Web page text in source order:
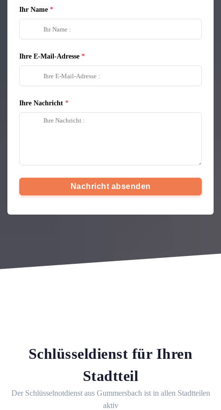
Ihr Name
Ihre E-Mail-Adresse
Ihre Nachricht
Nachricht absenden
Schlüsseldienst für Ihren
Stadtteil
Der Schlüsselnotdienst aus Gummersbach ist in allen Stadtteilen
aktiv